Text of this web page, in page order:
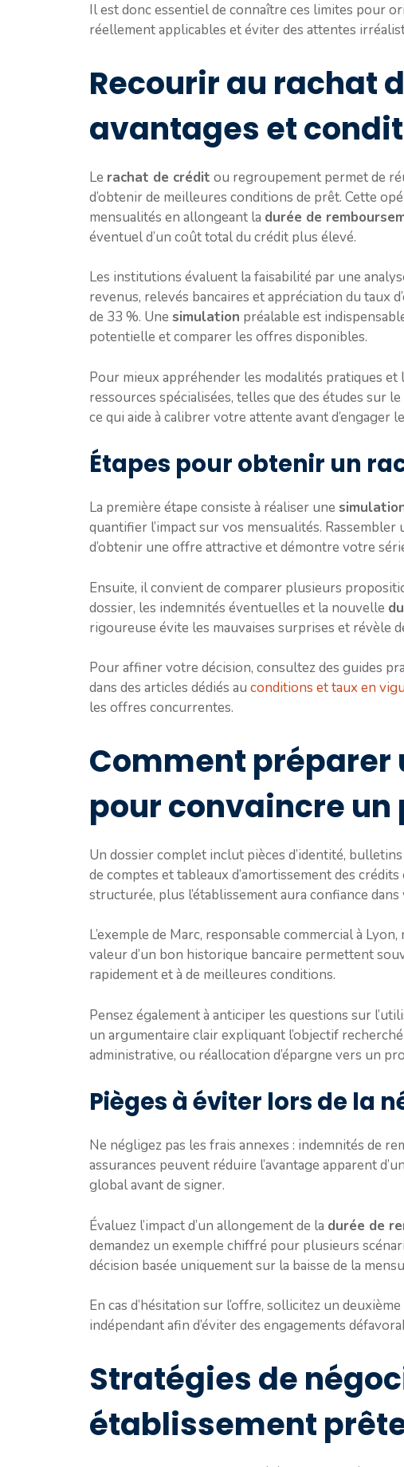
Il est donc essentiel de connaître ces limites pour
réellement applicables et éviter des attentes
Recourir au rachat
avantages et
Le rachat de crédit ou regroupement permet de
d’obtenir de meilleures conditions de prêt. Cette
mensualités en allongeant la durée de
éventuel d’un coût total du crédit plus élevé.
Les institutions évaluent la faisabilité par une
revenus, relevés bancaires et appréciation du taux
de 33 %. Une simulation préalable est
potentielle et comparer les offres disponibles.
Pour mieux appréhender les modalités pratiques
ressources spécialisées, telles que des études sur le
ce qui aide à calibrer votre attente avant d’engager
Étapes pour obtenir un
La première étape consiste à réaliser une
quantifier l’impact sur vos mensualités.
d’obtenir une offre attractive et démontre votre
Ensuite, il convient de comparer plusieurs
dossier, les indemnités éventuelles et la nouvelle
rigoureuse évite les mauvaises surprises et révèle
Pour affiner votre décision, consultez des guides
dans des articles dédiés au conditions et taux en
les offres concurrentes.
Comment préparer
pour convaincre un
Un dossier complet inclut pièces d’identité,
de comptes et tableaux d’amortissement des
structurée, plus l’établissement aura confiance
L’exemple de Marc, responsable commercial à
valeur d’un bon historique bancaire permettent
rapidement et à de meilleures conditions.
Pensez également à anticiper les questions sur
un argumentaire clair expliquant l’objectif
administrative, ou réallocation d’épargne vers un
Pièges à éviter lors de la
Ne négligez pas les frais annexes : indemnités de
assurances peuvent réduire l’avantage apparent
global avant de signer.
Évaluez l’impact d’un allongement de la durée de
demandez un exemple chiffré pour plusieurs
décision basée uniquement sur la baisse de la
En cas d’hésitation sur l’offre, sollicitez un
indépendant afin d’éviter des engagements
Stratégies de
établissement